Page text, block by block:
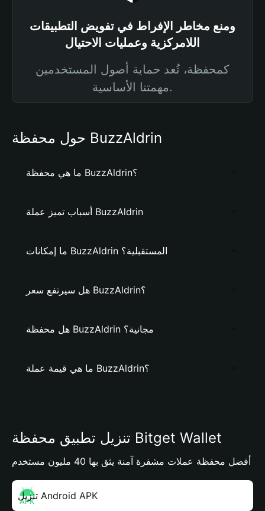
ومنع مخاطر الإفراط في تفويض التطبيقات
اللامركزية وعمليات الاحتيال
كمحفظة، تُعد حماية أصول المستخدمين
مهمتنا الأساسية.
حول محفظة BuzzAldrin
ما هي محفظة BuzzAldrin؟
أسباب تميز عملة BuzzAldrin
ما إمكانات BuzzAldrin المستقبلية؟
هل سيرتفع سعر BuzzAldrin؟
هل محفظة BuzzAldrin مجانية؟
ما هي قيمة عملة BuzzAldrin؟
تنزيل تطبيق محفظة Bitget Wallet
أفضل محفظة عملات مشفرة آمنة يثق بها 40 مليون مستخدم
تنزيل Android APK